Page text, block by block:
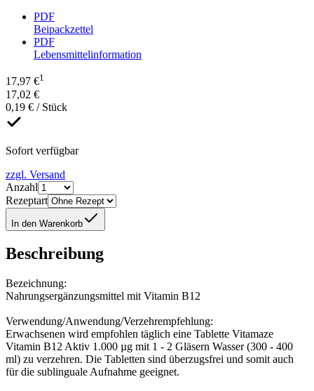
PDF
Beipackzettel
PDF
Lebensmittelinformation
17,97 €1
17,02 €
0,19 € / Stück
Sofort verfügbar
zzgl. Versand
Anzahl
Rezeptart
In den Warenkorb
Beschreibung
Bezeichnung:
Nahrungsergänzungsmittel mit Vitamin B12
Verwendung/Anwendung/Verzehrempfehlung:
Erwachsenen wird empfohlen täglich eine Tablette Vitamaze
Vitamin B12 Aktiv 1.000 µg mit 1 - 2 Gläsern Wasser (300 - 400
ml) zu verzehren. Die Tabletten sind überzugsfrei und somit auch
für die sublinguale Aufnahme geeignet.